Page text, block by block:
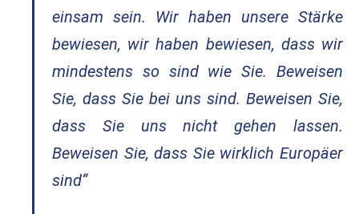
einsam sein. Wir haben unsere Stärke
bewiesen, wir haben bewiesen, dass wir
mindestens so sind wie Sie. Beweisen
Sie, dass Sie bei uns sind. Beweisen Sie,
dass Sie uns nicht gehen lassen.
Beweisen Sie, dass Sie wirklich Europäer
sind“